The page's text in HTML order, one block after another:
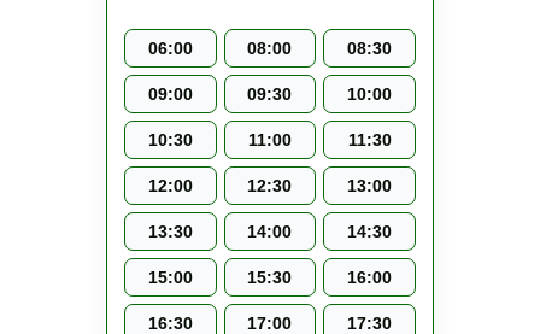
06:00 08:00 08:30
09:00 09:30 10:00
10:30 11:00 11:30
12:00 12:30 13:00
13:30 14:00 14:30
15:00 15:30 16:00
16:30 17:00 17:30